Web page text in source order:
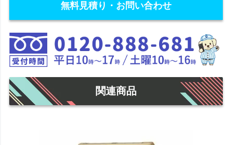
無料見積り・お問い合わせ
関連商品